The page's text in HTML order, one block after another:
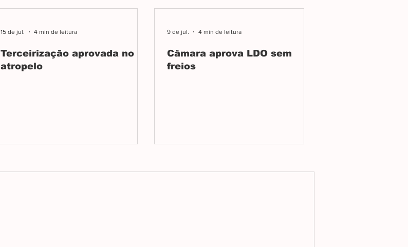
Terceirização aprovada no
atropelo
15 de jul. 4 min de leitura
Câmara aprova LDO sem
freios
9 de jul. 4 min de leitura